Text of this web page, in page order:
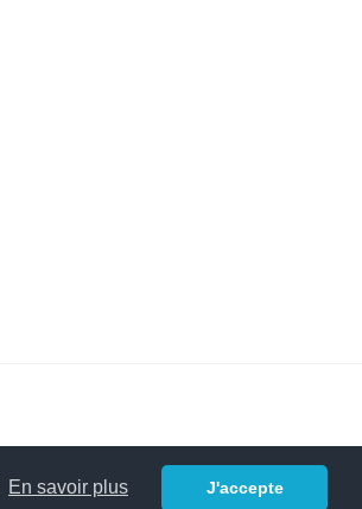
En savoir plus J'accepte